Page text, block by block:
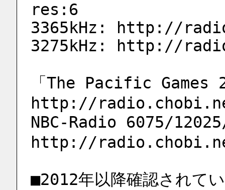
res:6
3365kHz: http://
3275kHz: http://
「The Pacific Games
http://
NBC-Radio 6075/
http://
■2012年以降確認されて